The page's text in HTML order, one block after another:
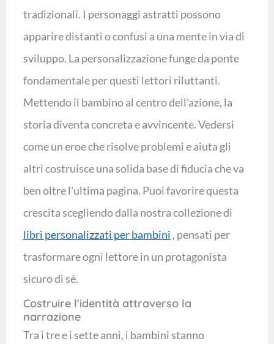
tradizionali. I personaggi astratti possono
apparire distanti o confusi a una mente in via di
sviluppo. La personalizzazione funge da ponte
fondamentale per questi lettori riluttanti.
Mettendo il bambino al centro dell'azione, la
storia diventa concreta e avvincente. Vedersi
come un eroe che risolve problemi e aiuta gli
altri costruisce una solida base di fiducia che va
ben oltre l'ultima pagina. Puoi favorire questa
crescita scegliendo dalla nostra collezione di
libri personalizzati per bambini , pensati per
trasformare ogni lettore in un protagonista
sicuro di sé.
Costruire l'identità attraverso la
narrazione
Tra i tre e i sette anni, i bambini stanno